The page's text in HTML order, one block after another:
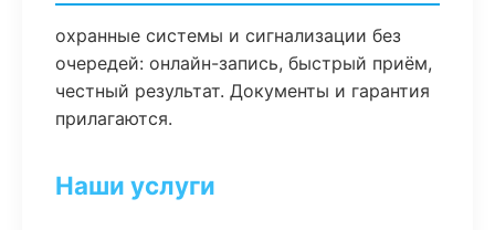
охранные системы и сигнализации без
очередей: онлайн-запись, быстрый приём,
честный результат. Документы и гарантия
прилагаются.
Наши услуги